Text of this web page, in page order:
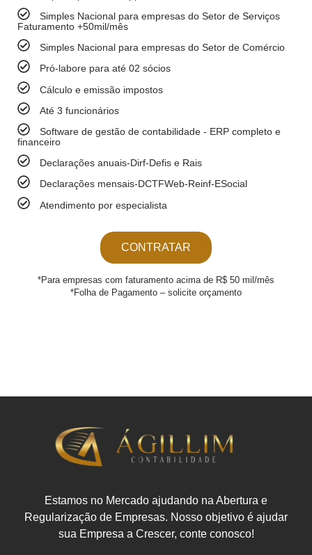
Simples Nacional para empresas do Setor de Serviços
Faturamento +50mil/mês
Simples Nacional para empresas do Setor de Comércio
Pró-labore para até 02 sócios
Cálculo e emissão impostos
Até 3 funcionários
Software de gestão de contabilidade - ERP completo e
financeiro
Declarações anuais-Dirf-Defis e Rais
Declarações mensais-DCTFWeb-Reinf-ESocial
Atendimento por especialista
CONTRATAR
*Para empresas com faturamento acima de R$ 50 mil/mês
*Folha de Pagamento – solicite orçamento
Estamos no Mercado ajudando na Abertura e
Regularização de Empresas. Nosso objetivo é ajudar
sua Empresa a Crescer, conte conosco!